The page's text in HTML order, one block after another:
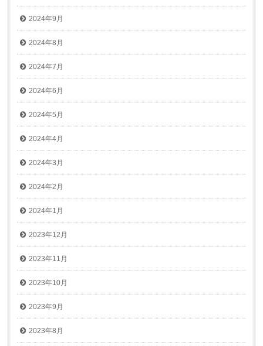
2024年9月
2024年8月
2024年7月
2024年6月
2024年5月
2024年4月
2024年3月
2024年2月
2024年1月
2023年12月
2023年11月
2023年10月
2023年9月
2023年8月